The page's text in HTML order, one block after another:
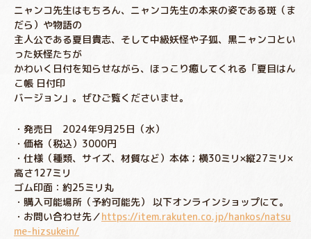
ニャンコ先生はもちろん、ニャンコ先生の本来の姿である斑（ま
だら）や物語の
主人公である夏目貴志、そして中級妖怪や子狐、黒ニャンコとい
った妖怪たちが
かわいく日付を知らせながら、ほっこり癒してくれる「夏目はん
こ帳 日付印
バージョン」。ぜひご覧くださいませ。
・発売日 2024年9月25日（水）
・価格（税込）3000円
・仕様（種類、サイズ、材質など）本体；横30ミリ×縦27ミリ×
高さ127ミリ
ゴム印面：約25ミリ丸
・購入可能場所（予約可能先） 以下オンラインショップにて。
・お問い合わせ先／https://item.rakuten.co.jp/hankos/natsu
me-hizsukein/